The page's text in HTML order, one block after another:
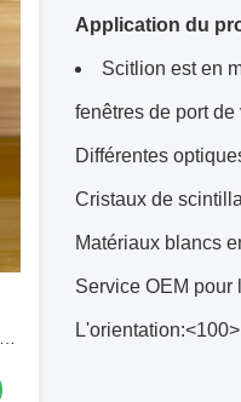
Application du
Scitlion est en
fenêtres de port
Différentes
Cristaux de
Matériaux blancs
Service OEM pour